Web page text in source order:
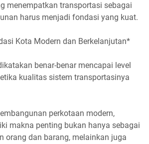
menempatkan transportasi sebagai
harus menjadi fondasi yang kuat.
Kota Modern dan Berkelanjutan*
benar-benar mencapai level
kualitas sistem transportasinya
perkotaan modern,
makna penting bukan hanya sebagai
orang dan barang, melainkan juga